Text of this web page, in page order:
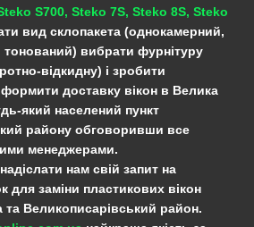
S700, Steko 7S, Steko 8S, Steko
вид склопакета (однокамерний,
вибрати фурнітуру
відкидну) і зробити
доставку вікон в Велика
який населений пункт
району обговоривши все
менеджерами.
нам свій запит на
для заміни пластикових вікон
та Великописарівський район.